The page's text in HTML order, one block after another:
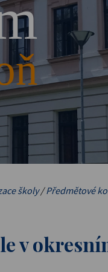
školy/Předmětové
v